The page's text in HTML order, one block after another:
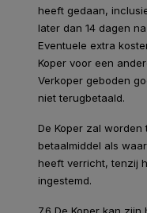
heeft gedaan,
later dan 14 dagen
Eventuele extra
Koper voor een
Verkoper geboden
niet terugbetaald.
De Koper zal
betaalmiddel als
heeft verricht, tenzij
ingestemd.